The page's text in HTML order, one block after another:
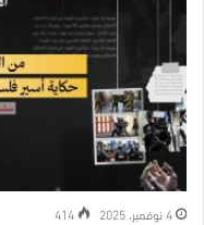
4 نوفمبر، 2025 414